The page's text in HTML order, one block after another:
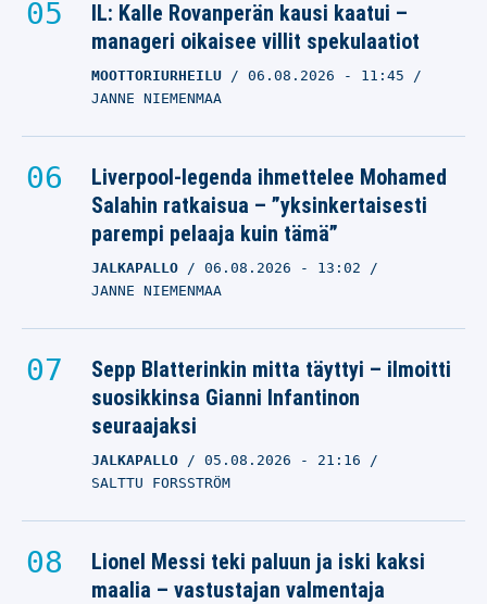
IL: Kalle Rovanperän kausi kaatui –
manageri oikaisee villit spekulaatiot
MOOTTORIURHEILU 06.08.2026 - 11:45
JANNE NIEMENMAA
Liverpool-legenda ihmettelee Mohamed
Salahin ratkaisua – ”yksinkertaisesti
parempi pelaaja kuin tämä”
JALKAPALLO 06.08.2026 - 13:02
JANNE NIEMENMAA
Sepp Blatterinkin mitta täyttyi – ilmoitti
suosikkinsa Gianni Infantinon
seuraajaksi
JALKAPALLO 05.08.2026 - 21:16
SALTTU FORSSTRÖM
Lionel Messi teki paluun ja iski kaksi
maalia – vastustajan valmentaja